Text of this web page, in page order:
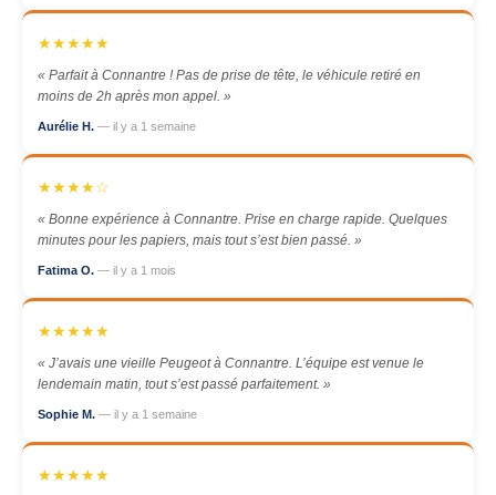
★★★★★
« Parfait à Connantre ! Pas de prise de tête, le véhicule retiré en
moins de 2h après mon appel. »
Aurélie H. — il y a 1 semaine
★★★★☆
« Bonne expérience à Connantre. Prise en charge rapide. Quelques
minutes pour les papiers, mais tout s’est bien passé. »
Fatima O. — il y a 1 mois
★★★★★
« J’avais une vieille Peugeot à Connantre. L’équipe est venue le
lendemain matin, tout s’est passé parfaitement. »
Sophie M. — il y a 1 semaine
★★★★★